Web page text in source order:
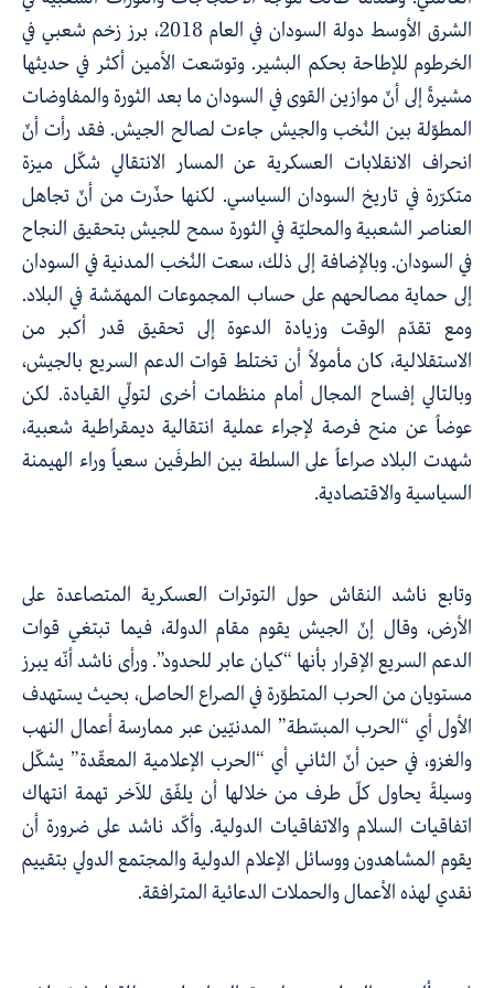
الشرق الأوسط دولة السودان في العام 2018، برز زخم شعبي في
الخرطوم للإطاحة بحكم البشير. وتوسّعت الأمين أكثر في حديثها
مشيرةً إلى أنّ موازين القوى في السودان ما بعد الثورة والمفاوضات
المطوّلة بين النُخب والجيش جاءت لصالح الجيش. فقد رأت أنّ
انحراف الانقلابات العسكرية عن المسار الانتقالي شكّل ميزة
متكرّرة في تاريخ السودان السياسي. لكنها حذّرت من أنّ تجاهل
العناصر الشعبية والمحليّة في الثورة سمح للجيش بتحقيق النجاح
في السودان. وبالإضافة إلى ذلك، سعت النُخب المدنية في السودان
إلى حماية مصالحهم على حساب المجموعات المهمّشة في البلاد.
ومع تقدّم الوقت وزيادة الدعوة إلى تحقيق قدر أكبر من
الاستقلالية، كان مأمولاً أن تختلط قوات الدعم السريع بالجيش،
وبالتالي إفساح المجال أمام منظمات أخرى لتولّي القيادة. لكن
عوضاً عن منح فرصة لإجراء عملية انتقالية ديمقراطية شعبية،
شهدت البلاد صراعاً على السلطة بين الطرفَين سعياً وراء الهيمنة
السياسية والاقتصادية.
وتابع ناشد النقاش حول التوترات العسكرية المتصاعدة على
الأرض، وقال إنّ الجيش يقوم مقام الدولة، فيما تبتغي قوات
الدعم السريع الإقرار بأنها “كيان عابر للحدود”. ورأى ناشد أنّه يبرز
مستويان من الحرب المتطوّرة في الصراع الحاصل، بحيث يستهدف
الأول أي “الحرب المبسّطة” المدنيّين عبر ممارسة أعمال النهب
والغزو، في حين أنّ الثاني أي “الحرب الإعلامية المعقّدة” يشكّل
وسيلةً يحاول كلّ طرف من خلالها أن يلفّق للآخر تهمة انتهاك
اتفاقيات السلام والاتفاقيات الدولية. وأكّد ناشد على ضرورة أن
يقوم المشاهدون ووسائل الإعلام الدولية والمجتمع الدولي بتقييم
نقدي لهذه الأعمال والحملات الدعائية المترافقة.